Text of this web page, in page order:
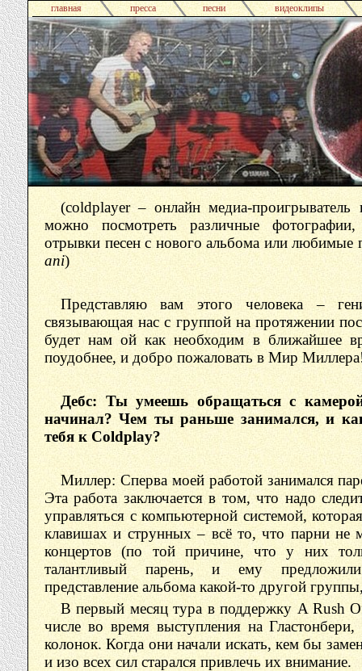
главная пресса песни видеоклипы
(coldplayer – онлайн медиа-проигрыватель
можно посмотреть различные
отрывки песен с нового альбома или
ani)
Представляю вам этого человека –
связывающая нас с группой на протяжении
будет нам ой как необходим в ближайшее
поудобнее, и добро пожаловать в Мир
Дебс: Ты умеешь обращаться с
начинал? Чем ты раньше занимался, и
тебя к Coldplay?
Миллер: Сперва моей работой занимался
Эта работа заключается в том, что надо
управляться с компьютерной системой,
клавишах и струнных – всё то, что парни не
концертов (по той причине, что у них
талантливый парень, и ему
представление альбома какой-то другой
В первый месяц тура в поддержку A Rush
числе во время выступления на
колонок. Когда они начали искать, кем бы
и изо всех сил старался привлечь их внимание.